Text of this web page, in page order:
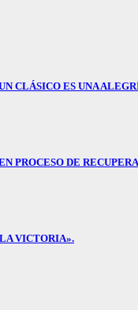
CLÁSICO ES UNA
PROCESO DE
VICTORIA».